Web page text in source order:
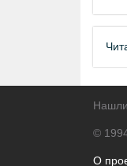
©
О